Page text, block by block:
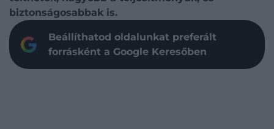
biztonságosabbak is.
Beállíthatod oldalunkat preferált
forrásként a Google Keresőben